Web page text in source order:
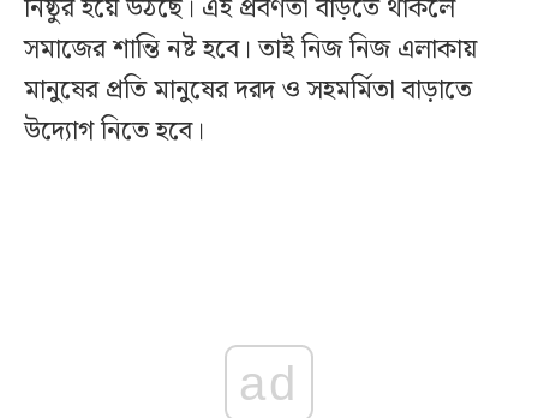
নিষ্ঠুর হয়ে উঠছে। এই প্রবণতা বাড়তে থাকলে
সমাজের শান্তি নষ্ট হবে। তাই নিজ নিজ এলাকায়
মানুষের প্রতি মানুষের দরদ ও সহমর্মিতা বাড়াতে
উদ্যোগ নিতে হবে।
ad